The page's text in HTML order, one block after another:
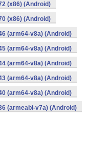
(x86) (Android)
(x86) (Android)
(arm64-v8a) (Android)
(arm64-v8a) (Android)
(arm64-v8a) (Android)
(arm64-v8a) (Android)
(arm64-v8a) (Android)
(armeabi-v7a) (Android)